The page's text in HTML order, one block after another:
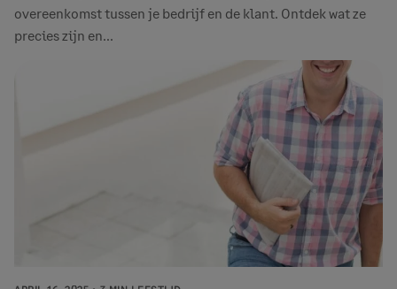
overeenkomst tussen je bedrijf en de klant. Ontdek wat ze
precies zijn en...